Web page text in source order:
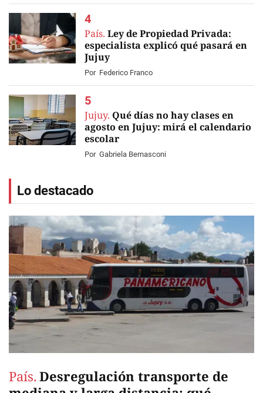
País. Ley de Propiedad Privada:
especialista explicó qué pasará en
Jujuy
Por Federico Franco
Jujuy. Qué días no hay clases en
agosto en Jujuy: mirá el calendario
escolar
Por Gabriela Bernasconi
Lo destacado
País. Desregulación transporte de